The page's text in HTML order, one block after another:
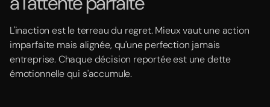
L'inaction est le terreau du regret. Mieux vaut une action
imparfaite mais alignée, qu'une perfection jamais
entreprise. Chaque décision reportée est une dette
émotionnelle qui s'accumule.